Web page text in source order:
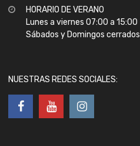
HORARIO DE VERANO
Lunes a viernes 07:00 a 15:00
Sábados y Domingos cerrados
NUESTRAS REDES SOCIALES: